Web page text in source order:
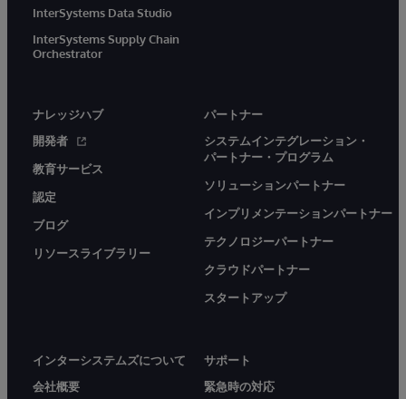
InterSystems Data Studio
InterSystems Supply Chain
Orchestrator
ナレッジハブ
開発者
教育サービス
認定
ブログ
リソースライブラリー
パートナー
システムインテグレーション・
パートナー・プログラム
ソリューションパートナー
インプリメンテーションパートナー
テクノロジーパートナー
クラウドパートナー
スタートアップ
インターシステムズについて
会社概要
サポート
緊急時の対応